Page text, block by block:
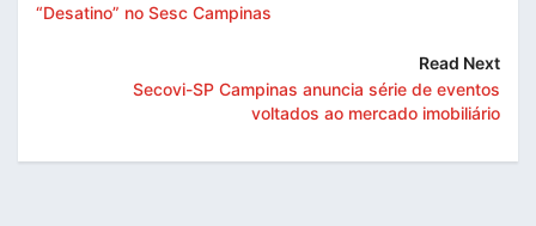
“Desatino” no Sesc Campinas
Read Next
Secovi-SP Campinas anuncia série de eventos
voltados ao mercado imobiliário